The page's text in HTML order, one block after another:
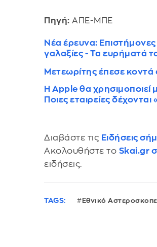
Πηγή: ΑΠΕ-ΜΠΕ
Νέα έρευνα:
γαλαξίες - Τα ευρήματά
Μετεωρίτης έπεσε κοντά
Η Apple θα χρησιμοποιεί
Ποιες εταιρείες
Διαβάστε τις Ειδήσεις
Ακολουθήστε το Skai.gr
ειδήσεις.
TAGS: Εθνικό